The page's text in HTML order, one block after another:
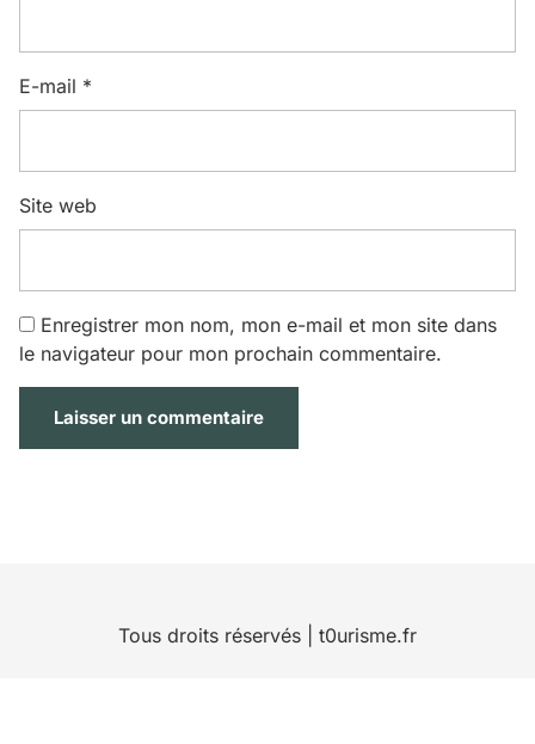
E-mail *
Site web
Enregistrer mon nom, mon e-mail et mon site dans
le navigateur pour mon prochain commentaire.
Tous droits réservés | t0urisme.fr